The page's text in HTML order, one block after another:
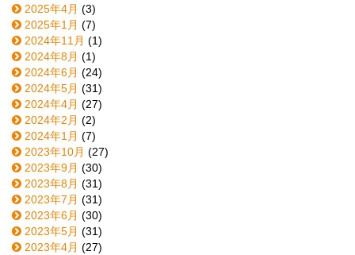
2025年4月 (3)
2025年1月 (7)
2024年11月 (1)
2024年8月 (1)
2024年6月 (24)
2024年5月 (31)
2024年4月 (27)
2024年2月 (2)
2024年1月 (7)
2023年10月 (27)
2023年9月 (30)
2023年8月 (31)
2023年7月 (31)
2023年6月 (30)
2023年5月 (31)
2023年4月 (27)